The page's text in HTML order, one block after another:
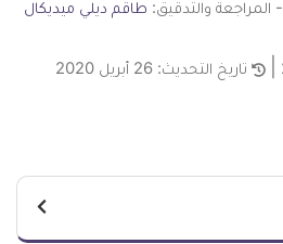
- المراجعة والتدقيق: طاقم ديلي ميديكال
تاريخ التحديث: 26 أبريل 2020